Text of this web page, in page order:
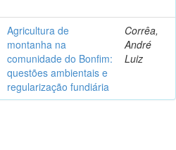
Agricultura de
montanha na
comunidade do Bonfim:
questões ambientais e
regularização fundiária
Corrêa,
André
Luiz